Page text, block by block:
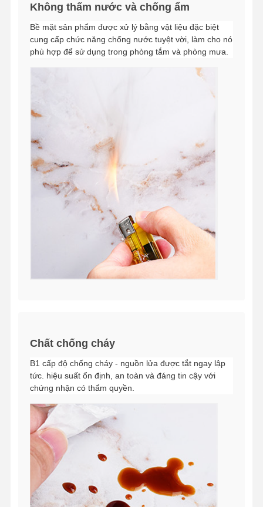
Không thấm nước và chống ẩm
Bề mặt sản phẩm được xử lý bằng vật liệu đặc biệt
cung cấp chức năng chống nước tuyệt vời, làm cho nó
phù hợp để sử dụng trong phòng tắm và phòng mưa.
Chất chống cháy
B1 cấp độ chống cháy - nguồn lửa được tắt ngay lập
tức. hiệu suất ổn định, an toàn và đáng tin cậy với
chứng nhận có thẩm quyền.